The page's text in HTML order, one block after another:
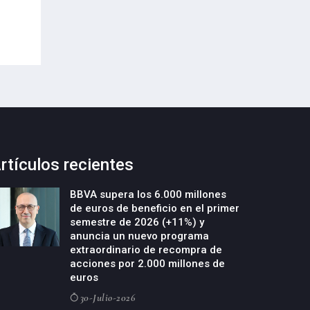
recientes
BBVA supera los 6.000 millones
de euros de beneficio en el primer
semestre de 2026 (+11%) y
anuncia un nuevo programa
extraordinario de recompra de
acciones por 2.000 millones de
euros
30-Julio-2026